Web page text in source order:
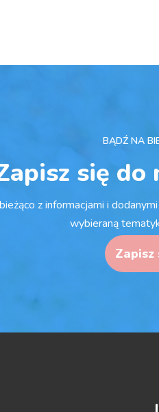
BĄDŹ NA
się
z informacjami i
wybieraną
Zapisz